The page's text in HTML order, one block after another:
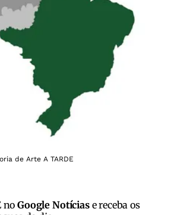
de Arte A TARDE
noGoogle Notíciase receba os